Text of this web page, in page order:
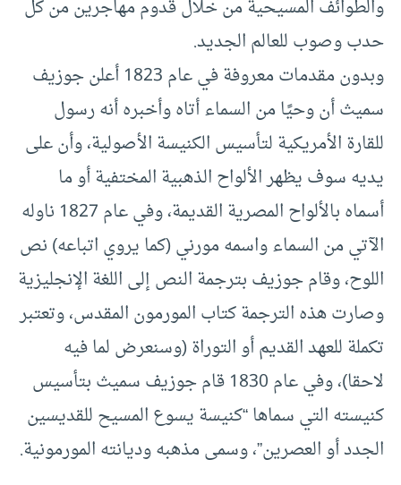
والطوائف المسيحية من خلال قدوم مهاجرين من كل
حدب وصوب للعالم الجديد.
وبدون مقدمات معروفة في عام 1823 أعلن جوزيف
سميث أن وحيًا من السماء أتاه وأخبره أنه رسول
للقارة الأمريكية لتأسيس الكنيسة الأصولية، وأن على
يديه سوف يظهر الألواح الذهبية المختفية أو ما
أسماه بالألواح المصرية القديمة، وفي عام 1827 ناوله
الآتي من السماء واسمه مورني (كما يروي اتباعه) نص
اللوح، وقام جوزيف بترجمة النص إلى اللغة الإنجليزية
وصارت هذه الترجمة كتاب المورمون المقدس، وتعتبر
تكملة للعهد القديم أو التوراة (وسنعرض لما فيه
لاحقا)، وفي عام 1830 قام جوزيف سميث بتأسيس
كنيسته التي سماها “كنيسة يسوع المسيح للقديسين
الجدد أو العصرين”، وسمى مذهبه وديانته المورمونية.